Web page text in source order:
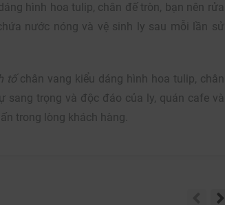
hình hoa tulip, chân đế tròn, bạn nên rửa
nước nóng và vệ sinh ly sau mỗi lần sử
tốchân vang kiểu dáng hình hoa tulip, chân
sang trọng và độc đáo của ly, quán cafe và
trong lòng khách hàng.